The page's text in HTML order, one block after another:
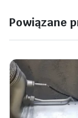
Powiązane